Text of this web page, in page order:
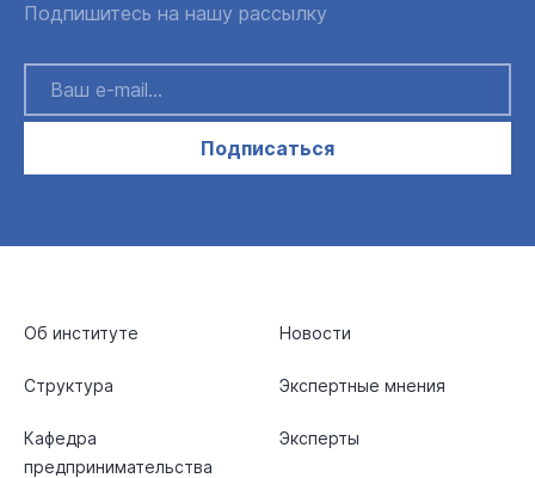
Подпишитесь на нашу рассылку
Подписаться
Об институте
Структура
Кафедра
предпринимательства
Новости
Экспертные мнения
Эксперты